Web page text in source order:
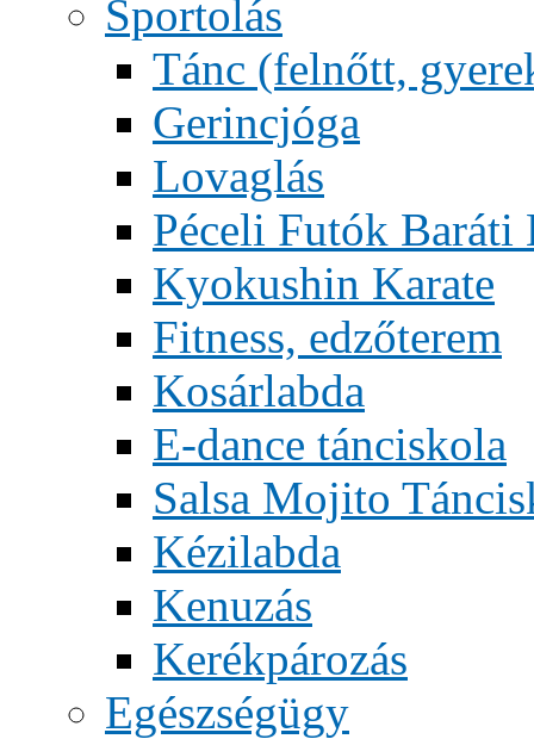
Sportolás
Tánc (felnőtt,
Gerincjóga
Lovaglás
Péceli Futók Baráti
Kyokushin Karate
Fitness, edzőterem
Kosárlabda
E-dance tánciskola
Salsa Mojito
Kézilabda
Kenuzás
Kerékpározás
Egészségügy